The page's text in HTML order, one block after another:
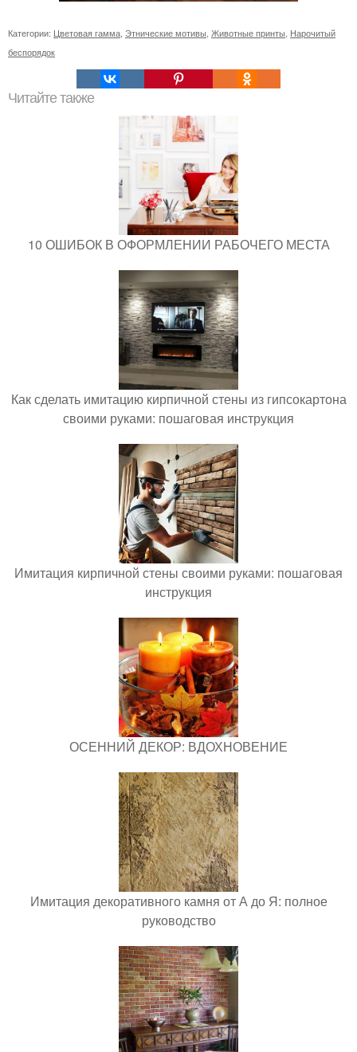
Категории: Цветовая гамма, Этнические мотивы, Животные принты, Нарочитый
беспорядок
Читайте также
10 ОШИБОК В ОФОРМЛЕНИИ РАБОЧЕГО МЕСТА
Как сделать имитацию кирпичной стены из гипсокартона
своими руками: пошаговая инструкция
Имитация кирпичной стены своими руками: пошаговая
инструкция
ОСЕННИЙ ДЕКОР: ВДОХНОВЕНИЕ
Имитация декоративного камня от А до Я: полное
руководство